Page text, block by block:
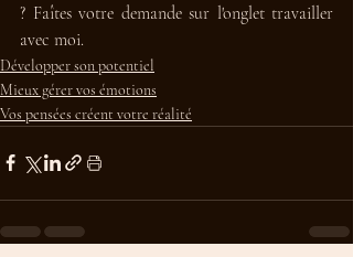
? Faîtes votre demande sur l'onglet travailler
avec moi.
Développer son potentiel
Mieux gérer vos émotions
Vos pensées créent votre réalité